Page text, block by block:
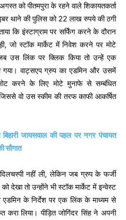
को पीतमपुरा के रहने वाले शिकायतकर्ता
थाने की पुलिस को 22 लाख रुपये की ठगी
कि इंस्टाग्राम पर सर्फिंग करने के दौरान
जो स्टॉक मार्केट में निवेश करने पर मोटे
उस लिंक पर क्लिक किया तो उन्हें एक
गया। वाट्सएप ग्रुप का एडमिन और उसमें
करने के लिए मोटे मुनाफे से सम्बंधित
वो उस स्कीम की तरफ काफी आकर्षित
जायसवाल की पहल पर नगर पंचायत
सौगात
नहीं ली, लेकिन जब ग्रुप के फर्जी
देखा तो उन्होंने भी स्टॉक मार्केट में इन्वेस्ट
के निर्देश पर एक लिंक के माध्यम से
लिया। पीड़ित जोगिंदर सिंह ने अपनी